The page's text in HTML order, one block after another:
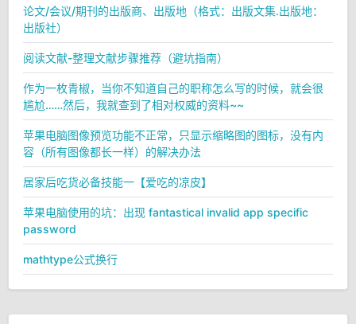
论文/会议/期刊的出版商、出版地（格式：出版文集.出版地：
出版社）
阅读文献-整理文献步骤推荐（避坑指南）
作为一枚青椒，当你不知道自己的职称怎么写的时候，就会很
尴尬……然后，我就查到了相对权威的资料~~
苹果电脑图像预览功能不正常，只显示缩略图的图标，没有内
容（所有图像都长一样）的解决办法
居家后吃货必备技能一【爱吃的凉皮】
苹果电脑使用的坑：出现 fantastical invalid app specific
password
mathtype公式换行